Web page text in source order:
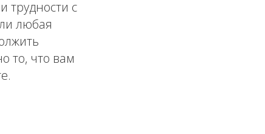
трудности с
любая
то, что вам